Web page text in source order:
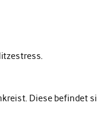
Diese befindet